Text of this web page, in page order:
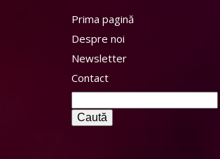
Prima pagină
Despre noi
Newsletter
Contact
după: